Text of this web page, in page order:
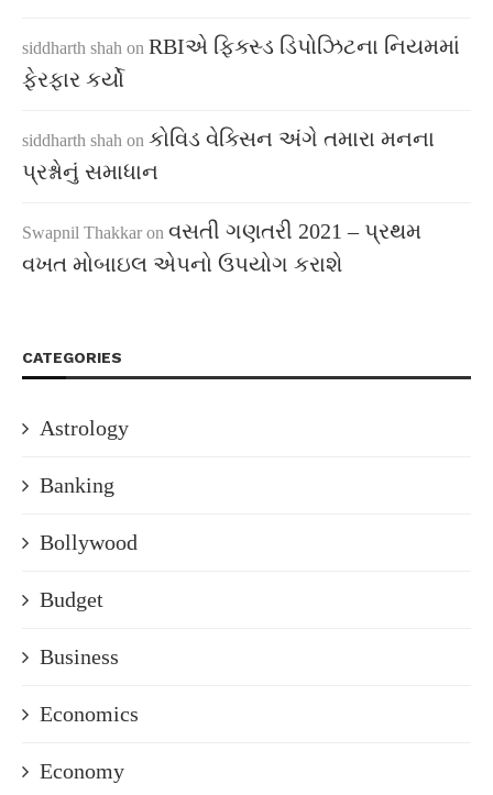
siddharth shah on RBIએ ફિક્સ્ડ ડિપોઝિટના નિયમમાં
ફેરફાર કર્યો
siddharth shah on કોવિડ વેક્સિન અંગે તમારા મનના
પ્રશ્નોનું સમાધાન
Swapnil Thakkar on વસતી ગણતરી 2021 – પ્રથમ
વખત મોબાઇલ એપનો ઉપયોગ કરાશે
CATEGORIES
Astrology
Banking
Bollywood
Budget
Business
Economics
Economy